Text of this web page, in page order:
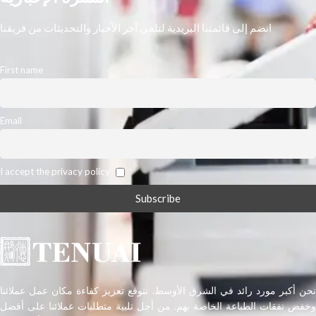
بتوسيع تدفقات الإيرادات الخاصة بك
إلى 400 جرامًا للمتر المربع والوسائط
المساحة مع تصميم مدمج تم تصميم
imagePRESS V1000 لتعزيز التطبيق
بمساحة صغيرة وسطح عمل مسطح
ولوحة مغناطيسية للحصول على الأداء
انضم إلى قائمتنا البريدية لتلقي آخر الأخبار والتحديثات من فريقنا
First name
Email
نحن أكبر مورد رائد في الشرق الأوسط. نتوقع تعزيز كفاءة مكان عمل عملائنا
وخفض نفقات الطباعة الخاصة بهم. من أجل تلبية متطلبات عملائنا على أفضل